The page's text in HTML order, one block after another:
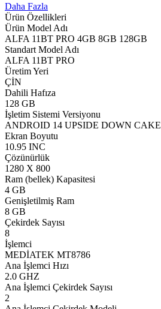
Daha Fazla
Ürün Özellikleri
Ürün Model Adı
ALFA 11BT PRO 4GB 8GB 128GB
Standart Model Adı
ALFA 11BT PRO
Üretim Yeri
ÇİN
Dahili Hafıza
128 GB
İşletim Sistemi Versiyonu
ANDROID 14 UPSIDE DOWN CAKE
Ekran Boyutu
10.95 INC
Çözünürlük
1280 X 800
Ram (bellek) Kapasitesi
4 GB
Genişletilmiş Ram
8 GB
Çekirdek Sayısı
8
İşlemci
MEDİATEK MT8786
Ana İşlemci Hızı
2.0 GHZ
Ana İşlemci Çekirdek Sayısı
2